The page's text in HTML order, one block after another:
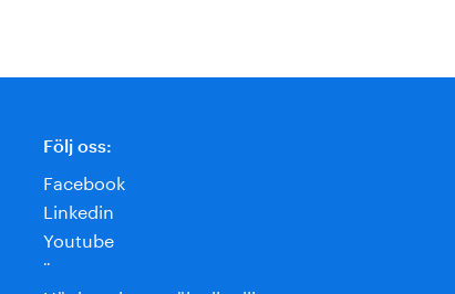
Följ oss:
Facebook
Linkedin
Youtube
¨